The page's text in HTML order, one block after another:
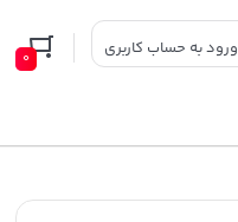
ورود به حساب کاربری 0